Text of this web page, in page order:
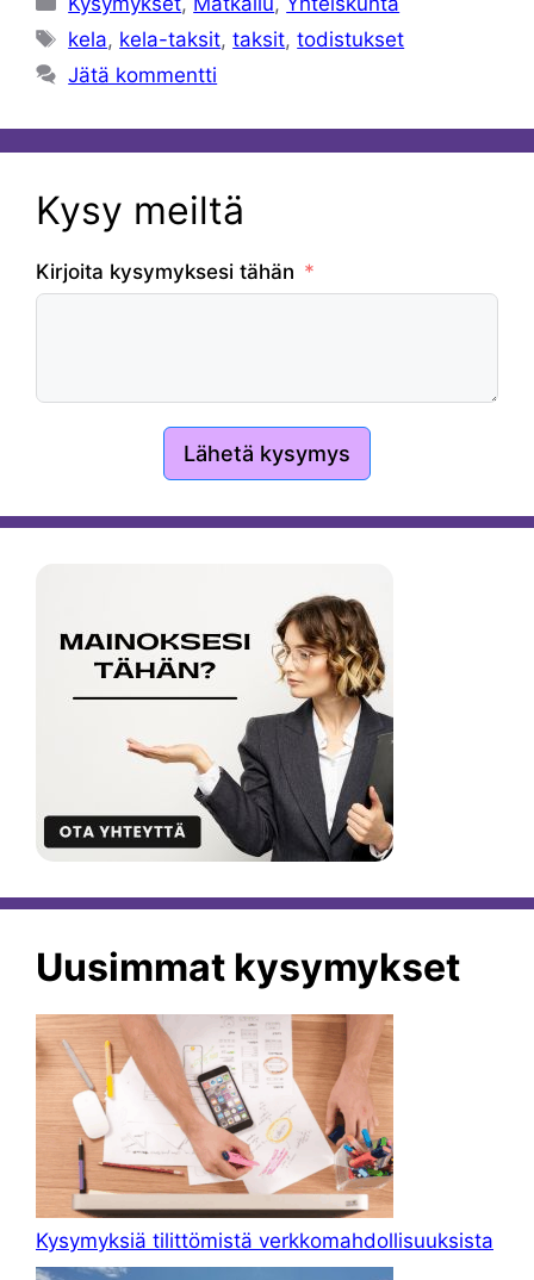
Avainsanat
kela, kela-taksit,taksit,todistukset
Jätä kommentti
Kysy meiltä
Kirjoita kysymyksesi tähän
Lähetä kysymys
Uusimmat kysymykset
Kysymyksiä tilittömistä verkkomahdollisuuksista